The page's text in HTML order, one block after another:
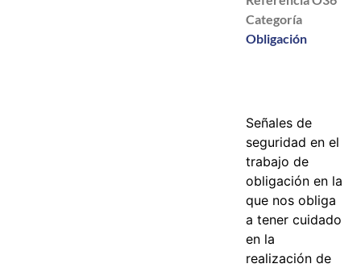
Categoría
Obligación
Señales de
seguridad en el
trabajo de
obligación en la
que nos obliga
a tener cuidado
en la
realización de